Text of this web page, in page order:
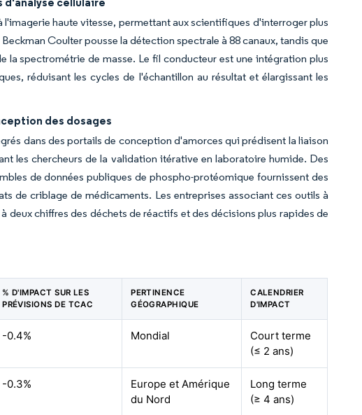
haute vitesse, permettant aux scientifiques d'interroger plus
Coulter pousse la détection spectrale à 88 canaux, tandis que
spectrométrie de masse. Le fil conducteur est une intégration plus
réduisant les cycles de l'échantillon au résultat et élargissant les
des dosages
dans des portails de conception d'amorces qui prédisent la liaison
les chercheurs de la validation itérative en laboratoire humide. Des
de données publiques de phospho-protéomique fournissent des
de criblage de médicaments. Les entreprises associant ces outils à
chiffres des déchets de réactifs et des décisions plus rapides de
% D'IMPACT SUR LES
PRÉVISIONS DE TCAC
PERTINENCE
GÉOGRAPHIQUE
CALENDRIER
D'IMPACT
-0.4% Mondial
Court terme
(≤ 2 ans)
-0.3%
Europe et Amérique
du Nord
Long terme
(≥ 4 ans)